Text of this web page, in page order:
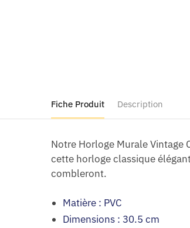
Fiche Produit Description
Notre Horloge Murale Vintage
cette horloge classique
combleront.
Matière : PVC
Dimensions : 30.5 cm